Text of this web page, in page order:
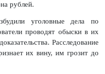
рублей.
уголовные дела по
проводят обыски в их
Расследование
их вину, им грозит до